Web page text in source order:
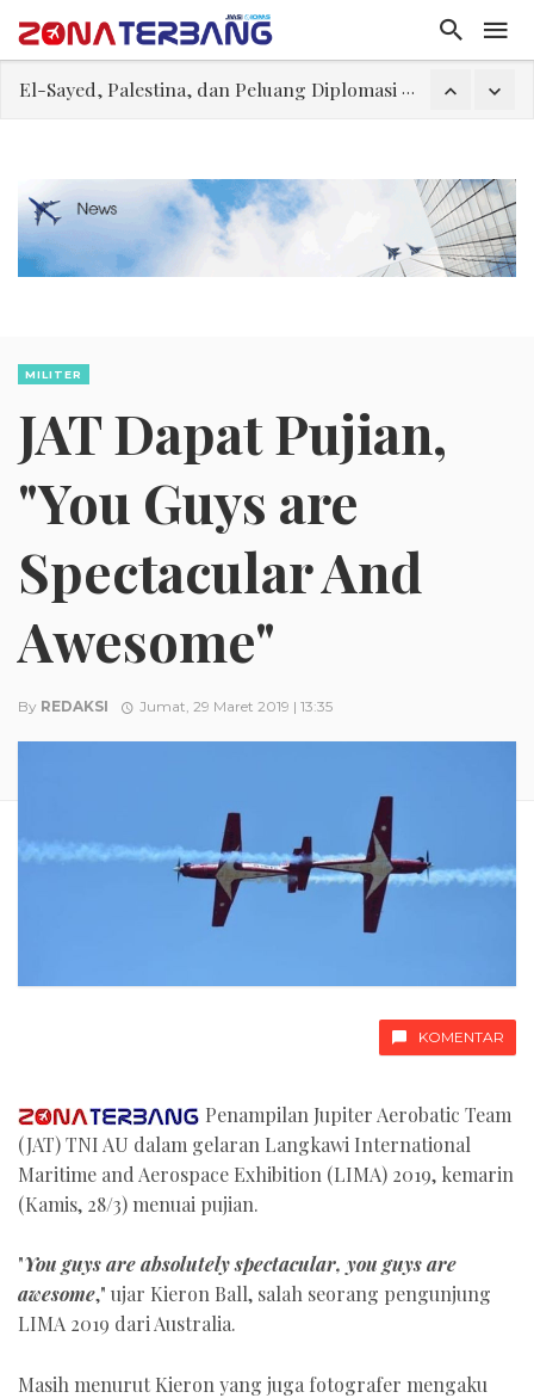
El-Sayed, Palestina, dan Peluang Diplomasi Prabowo
Trump Batasi Hak Kewarganegaraan Lewat Kelahiran dan Larang “Wisata Bersalin”
Sjafrie Sjamsoeddin: Jangan Sakiti Hati Rakyat
Asal Muasal Ilmu Politik
MILITER
JAT Dapat Pujian,
"You Guys are
Spectacular And
Awesome"
By REDAKSI Jumat, 29 Maret 2019 | 13:35
KOMENTAR
Penampilan Jupiter Aerobatic Team
(JAT) TNI AU dalam gelaran Langkawi International
Maritime and Aerospace Exhibition (LIMA) 2019, kemarin
(Kamis, 28/3) menuai pujian.
"You guys are absolutely spectacular, you guys are
awesome," ujar Kieron Ball, salah seorang pengunjung
LIMA 2019 dari Australia.
Masih menurut Kieron yang juga fotografer mengaku